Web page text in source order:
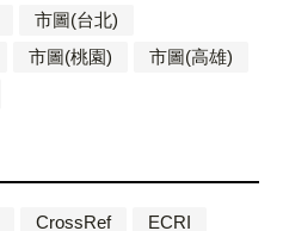
市圖(台北)
市圖(桃園)
市圖(高雄)
CrossRef
ECRI